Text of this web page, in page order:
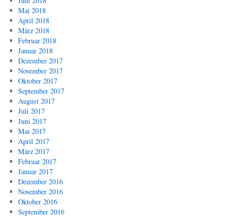
Mai 2018
April 2018
März 2018
Februar 2018
Januar 2018
Dezember 2017
November 2017
Oktober 2017
September 2017
August 2017
Juli 2017
Juni 2017
Mai 2017
April 2017
März 2017
Februar 2017
Januar 2017
Dezember 2016
November 2016
Oktober 2016
September 2016